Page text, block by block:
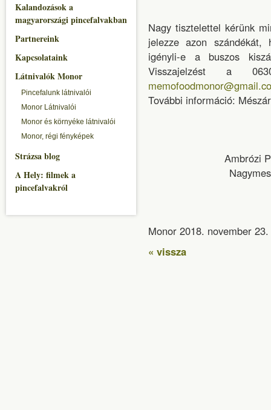
Kalandozások a
magyarországi pincefalvakban
Partnereink
Kapcsolataink
Látnivalók Monor
Pincefalunk látnivalói
Monor Látnivalói
Monor és környéke látnivalói
Monor, régi fényképek
Strázsa blog
A Hely: filmek a
pincefalvakról
Nagy tisztelettel kérünk
jelezze azon
igényli-e a buszos
Visszajelzést a
További információ:
Monor 2018. november 23.
« vissza